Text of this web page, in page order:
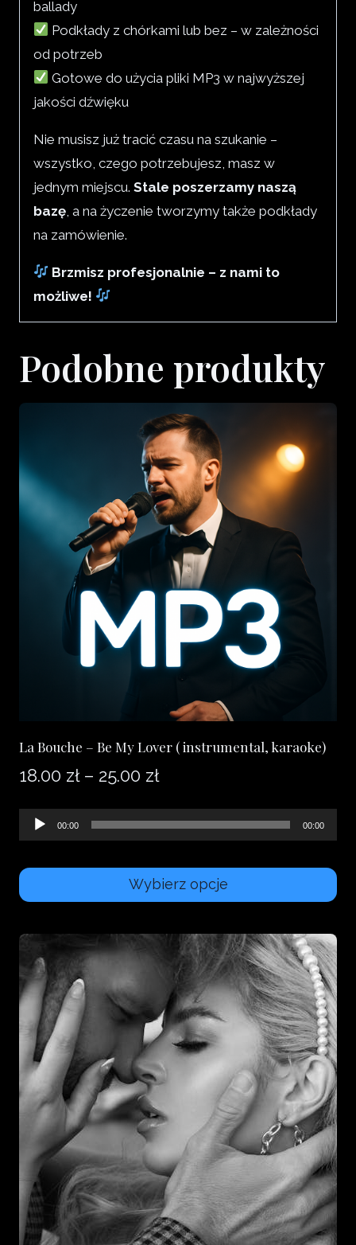
ballady
Podkłady z chórkami lub bez – w zależności
od potrzeb
Gotowe do użycia pliki MP3 w najwyższej
jakości dźwięku
Nie musisz już tracić czasu na szukanie –
wszystko, czego potrzebujesz, masz w
jednym miejscu. Stale poszerzamy naszą
bazę , a na życzenie tworzymy także podkłady
na zamówienie.
Brzmisz profesjonalnie – z nami to
możliwe!
Podobne produkty
La Bouche – Be My Lover ( instrumental, karaoke)
18.00 zł – 25.00 złZakres
cen:
od
18.00 zł
do
25.00 zł
Odtwarzacz
plików
dźwiękowych
00:00 00:00
Wybierz opcje
produkt
ma
wiele
wariantów.
Opcje
można
wybrać
stronie
produktu